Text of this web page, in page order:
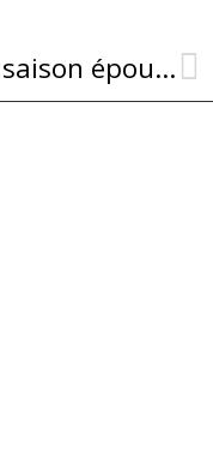
Une saison époustouflante !